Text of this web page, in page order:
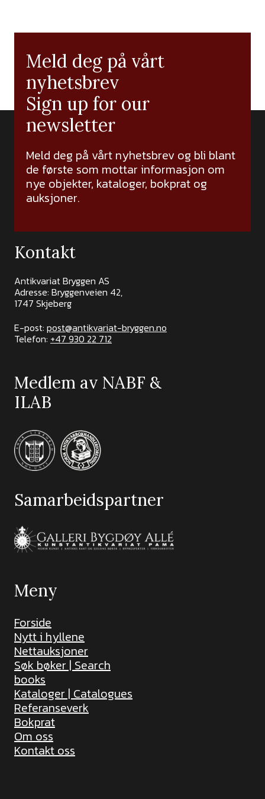
Meld deg på vårt
nyhetsbrev
Sign up for our
newsletter
Meld deg på vårt nyhetsbrev og bli blant
de første som mottar informasjon om
nye objekter, kataloger, bokprat og
auksjoner.
Kontakt
Antikvariat Bryggen AS
Adresse: Bryggenveien 42,
1747 Skjeberg
E-post: post@antikvariat-bryggen.no
Telefon: +47 930 22 712
Medlem av NABF &
ILAB
Samarbeidspartner
Meny
Forside
Nytt i hyllene
Nettauksjoner
Søk bøker | Search
books
Kataloger | Catalogues
Referanseverk
Bokprat
Om oss
Kontakt oss